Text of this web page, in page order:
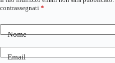
contrassegnati *
Nome
Email